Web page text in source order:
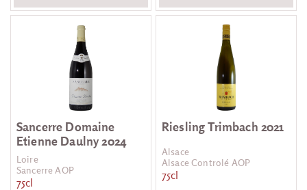
Sancerre Domaine
Etienne Daulny 2024
Loire
Sancerre AOP
75cl
Riesling Trimbach 2021
Alsace
Alsace Controlé AOP
75cl